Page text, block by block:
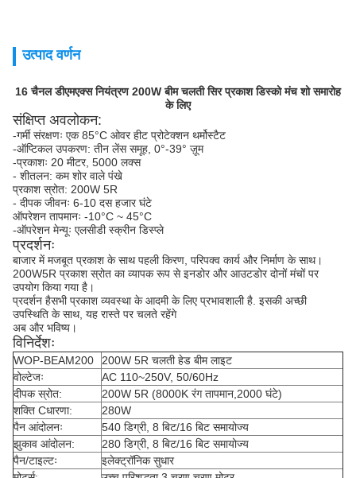
उत्पाद वर्णन
16 चैनल डीएमएक्स नियंत्रण 200W बीम चलती सिर प्रकाश डिस्को मंच शो समारोह
के लिए
संक्षिप्त अवलोकन:
-गर्मी संरक्षणः एक 85°C ओवर हीट प्रोटेक्शन थर्मोस्टैट
-ऑप्टिकल उपकरण: तीन लेंस समूह, 0°-39° ज़ूम
-प्रकाशः 20 मीटर, 5000 लक्स
- शीतलन: कम शोर वाले पंखे
प्रकाश स्रोत: 200W 5R
- दीपक जीवनः 6-10 दस हजार घंटे
ऑपरेशन तापमानः -10°C ~ 45°C
-ऑपरेशन मेन्यूः एलसीडी स्क्रीन डिस्प्ले
प्रदर्शनः
बाजार में मजबूत प्रकाश के साथ पहली किरण, परिपक्व कार्य और निर्माण के साथ।
200W5R प्रकाश स्रोत का व्यापक रूप से इनडोर और आउटडोर दोनों मंचों पर
उपयोग किया गया है।
प्रदर्शन हैसभी प्रकाश व्यवस्था के आदमी के लिए प्रभावशाली है. इसकी अच्छी
उपस्थिति के साथ, यह रास्ते पर चलते रहेंगे
अब और भविष्य।
विनिर्देशः
WOP-BEAM200
200W 5R चलती हेड बीम लाइट
वोल्टेजः
AC 110~250V, 50/60Hz
दीपक स्रोत:
200W 5R (8000K रंग तापमान,2000 घंटे)
शक्ति Cधारणा:
280W
पैन आंदोलनः
540 डिग्री, 8 बिट/16 बिट समायोज्य
झुकाव आंदोलन:
280 डिग्री, 8 बिट/16 बिट समायोज्य
पैन/टाइल्टः
इलेक्ट्रॉनिक सुधार